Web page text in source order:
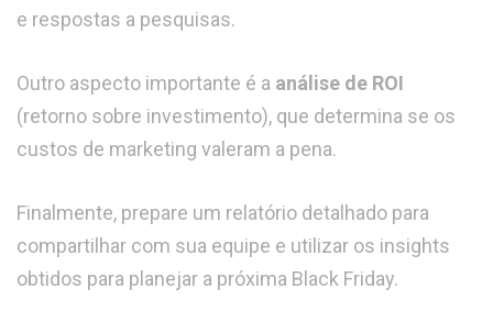
e respostas a pesquisas.
Outro aspecto importante é a análise de ROI
(retorno sobre investimento), que determina se os
custos de marketing valeram a pena.
Finalmente, prepare um relatório detalhado para
compartilhar com sua equipe e utilizar os insights
obtidos para planejar a próxima Black Friday.